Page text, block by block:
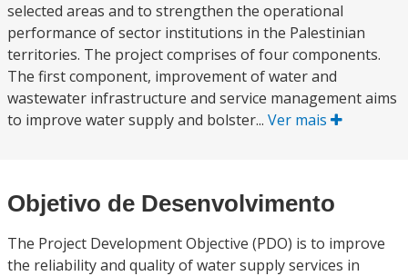
selected areas and to strengthen the operational
performance of sector institutions in the Palestinian
territories. The project comprises of four components.
The first component, improvement of water and
wastewater infrastructure and service management aims
to improve water supply and bolster... Ver mais
Objetivo de Desenvolvimento
The Project Development Objective (PDO) is to improve
the reliability and quality of water supply services in